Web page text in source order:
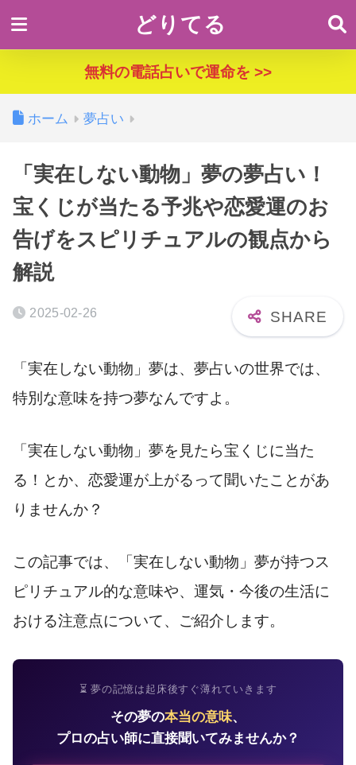
どりてる
無料の電話占いで運命を >>
ホーム 夢占い
「実在しない動物」夢の夢占い！
宝くじが当たる予兆や恋愛運のお
告げをスピリチュアルの観点から
解説
2025-02-26
「実在しない動物」夢は、夢占いの世界では、
特別な意味を持つ夢なんですよ。
「実在しない動物」夢を見たら宝くじに当た
る！とか、恋愛運が上がるって聞いたことがあ
りませんか？
この記事では、「実在しない動物」夢が持つス
ピリチュアル的な意味や、運気・今後の生活に
おける注意点について、ご紹介します。
⏳ 夢の記憶は起床後すぐ薄れていきます
その夢の本当の意味、
プロの占い師に直接聞いてみませんか？